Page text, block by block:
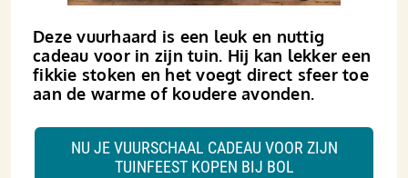
Deze vuurhaard is een leuk en nuttig
cadeau voor in zijn tuin. Hij kan lekker een
fikkie stoken en het voegt direct sfeer toe
aan de warme of koudere avonden.
NU JE VUURSCHAAL CADEAU VOOR ZIJN
TUINFEEST KOPEN BIJ BOL